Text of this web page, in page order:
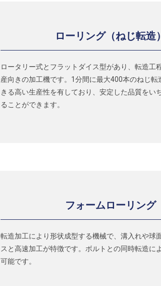
ローリング（ねじ転造）
ロータリー式とフラットダイス型があり、転造工
産向きの加工機です。1分間に最大400本のねじ転
きる高い生産性を有しており、安定した品質をい
ることができます。
フォームローリング
転造加工により形状成型する機械で、溝入れや球
スと高速加工が特徴です。ボルトとの同時転造に
可能です。